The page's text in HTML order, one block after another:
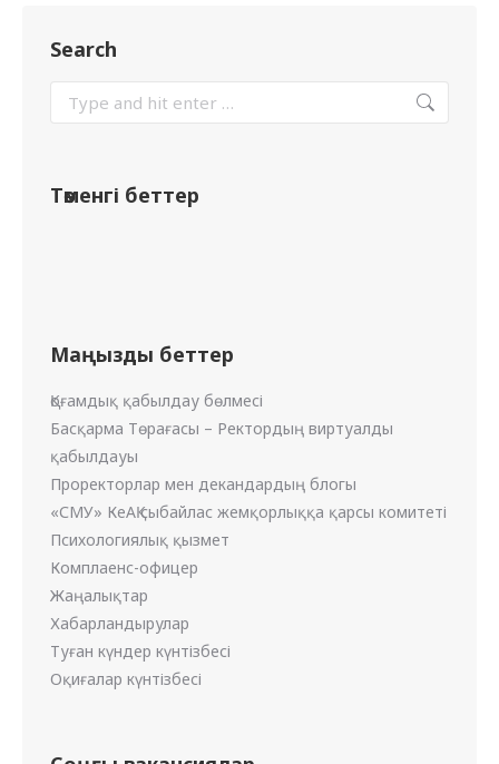
Search
Төменгі беттер
Маңызды беттер
Қоғамдық қабылдау бөлмесі
Басқарма Төрағасы – Ректордың виртуалды
қабылдауы
Проректорлар мен декандардың блогы
«СМУ» КеАҚ сыбайлас жемқорлыққа қарсы комитеті
Психологиялық қызмет
Комплаенс-офицер
Жаңалықтар
Хабарландырулар
Туған күндер күнтізбесі
Оқиғалар күнтізбесі